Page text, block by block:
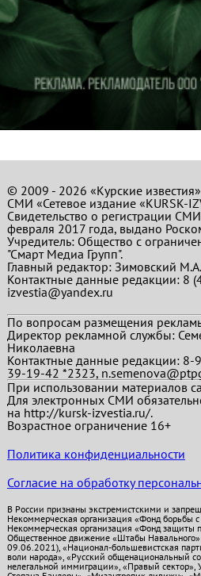
© 2009 - 2026 «Курские известия»
СМИ «Сетевое издание «KURSK-
Свидетельство о регистрации
февраля 2017 года, выдано
Учредитель: Общество с
"Смарт Медиа Групп".
Главный редактор:Зимовский М.А.
Контактные данные редакции: 8
izvestia@yandex.ru
По вопросам размещения
Директор рекламной службы:
Николаевна
Контактные данные редакции:
39-19-42 *2323,
При использовании материалов
Для электронных СМИ
на http://kursk-izvestia.ru/.
Возрастное ограничение 16+
Политика конфиденциальности
Согласие на обработку
В России признаны экстремистскими и
Некоммерческая организация «Фонд борьбы
Некоммерческая организация «Фонд защиты
Общественное движение «Штабы
09.06.2021), «Национал-большевистская
воли народа», «Русский общенациональный
нелегальной иммиграции», «Правый